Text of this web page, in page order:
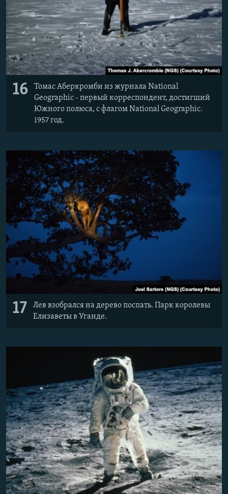
16
Томас Аберкромби из журнала National
Geographic - первый корреспондент, достигший
Южного полюса, с флагом National Geographic.
1957 год.
17
Лев взобрался на дерево поспать. Парк королевы
Елизаветы в Уганде.